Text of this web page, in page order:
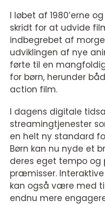
I løbet af 1980’erne
skridt for at udvide
indbegrebet af
udviklingen af nye
førte til en
for børn, herunder
action film.
I dagens digitale
streamingtjenester
en helt ny standard
Børn kan nu nyde et
deres eget tempo og
præmisser.
kan også være med
endnu mere